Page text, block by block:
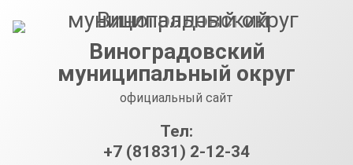
Виноградовский
муниципальный округ
официальный сайт
Тел:
+7 (81831) 2-12-34